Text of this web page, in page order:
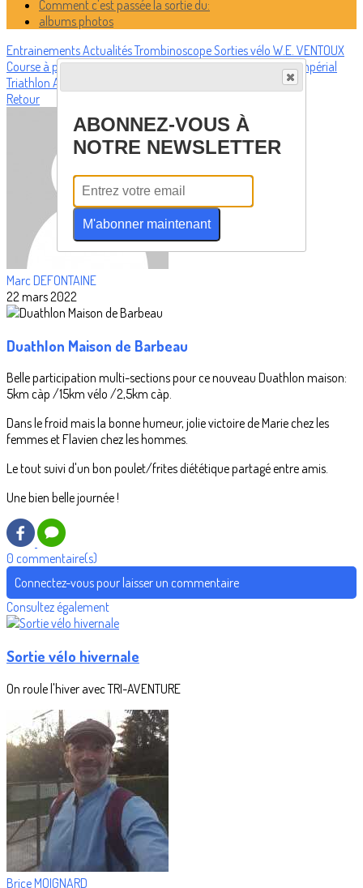
Comment c'est passée la sortie du:
albums photos
EntrainementsActualitésTrombinoscopeSorties vélo W.E. VENTOUX
Course à piedRun and Bike, duathlon, swimrun.CalendrierImpérial
Triathlon Album Photos Tri
Retour
Marc DEFONTAINE
22 mars 2022
Duathlon Maison de Barbeau
Belle participation multi-sections pour ce nouveau Duathlon maison:
5km càp /15km vélo /2,5km càp.
Dans le froid mais la bonne humeur, jolie victoire de Marie chez les
femmes et Flavien chez les hommes.
Le tout suivi d'un bon poulet/frites diététique partagé entre amis.
Une bien belle journée !
0 commentaire(s)
Connectez-vous pour laisser un commentaire
Consultez également
Sortie vélo hivernale
On roule l'hiver avec TRI-AVENTURE
Brice MOIGNARD
ABONNEZ-VOUS À
NOTRE NEWSLETTER
M'abonner maintenant